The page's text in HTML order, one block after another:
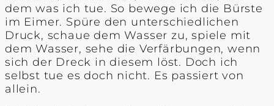
dem was ich tue. So bewege ich die Bürste
im Eimer. Spüre den unterschiedlichen
Druck, schaue dem Wasser zu, spiele mit
dem Wasser, sehe die Verfärbungen, wenn
sich der Dreck in diesem löst. Doch ich
selbst tue es doch nicht. Es passiert von
allein.